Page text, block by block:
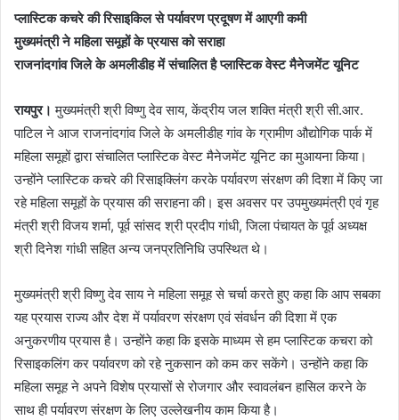
प्लास्टिक कचरे की रिसाइकिल से पर्यावरण प्रदूषण में आएगी कमी
मुख्यमंत्री ने महिला समूहों के प्रयास को सराहा
राजनांदगांव जिले के अमलीडीह में संचालित है प्लास्टिक वेस्ट मैनेजमेंट यूनिट
रायपुर। मुख्यमंत्री श्री विष्णु देव साय, केंद्रीय जल शक्ति मंत्री श्री सी.आर.
पाटिल ने आज राजनांदगांव जिले के अमलीडीह गांव के ग्रामीण औद्योगिक पार्क में
महिला समूहों द्वारा संचालित प्लास्टिक वेस्ट मैनेजमेंट यूनिट का मुआयना किया।
उन्होंने प्लास्टिक कचरे की रिसाइक्लिंग करके पर्यावरण संरक्षण की दिशा में किए जा
रहे महिला समूहों के प्रयास की सराहना की। इस अवसर पर उपमुख्यमंत्री एवं गृह
मंत्री श्री विजय शर्मा, पूर्व सांसद श्री प्रदीप गांधी, जिला पंचायत के पूर्व अध्यक्ष
श्री दिनेश गांधी सहित अन्य जनप्रतिनिधि उपस्थित थे।
मुख्यमंत्री श्री विष्णु देव साय ने महिला समूह से चर्चा करते हुए कहा कि आप सबका
यह प्रयास राज्य और देश में पर्यावरण संरक्षण एवं संवर्धन की दिशा में एक
अनुकरणीय प्रयास है। उन्होंने कहा कि इसके माध्यम से हम प्लास्टिक कचरा को
रिसाइकलिंग कर पर्यावरण को रहे नुकसान को कम कर सकेंगे। उन्होंने कहा कि
महिला समूह ने अपने विशेष प्रयासों से रोजगार और स्वावलंबन हासिल करने के
साथ ही पर्यावरण संरक्षण के लिए उल्लेखनीय काम किया है।